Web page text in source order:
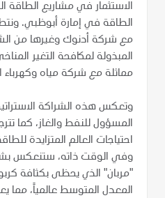
الاستثمار في مشاريع الطاقة
الطاقة في إمارة أبوظبي.
مع شركة أدنوك وغيرها من
المبذولة لمكافحة التغير
مماثلة مع شركة مياه وكهرباء
وتعكس هذه الشراكة
المسؤول للنفط والغاز، كما
احتياجات العالم المتزايدة
وفي الوقت ذاته، ستنعكس
"مربان" الذي يحظى بكثافة
المعدل المتوسط عالمياً، مما